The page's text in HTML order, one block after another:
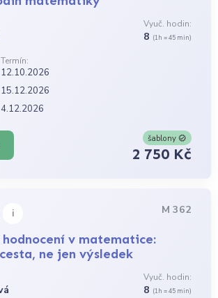
Vyuč. hodin:
8 (1h = 45 min)
Termín:
12.10.2026
15.12.2026
4.12.2026
šablony
2 750 Kč
i M 362
v matematice:
ne jen výsledek
Vyuč. hodin:
8 (1h = 45 min)